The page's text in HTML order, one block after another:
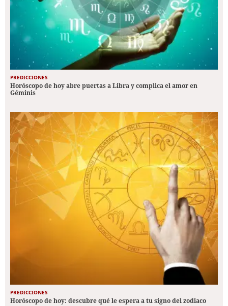
PREDICCIONES
Horóscopo de hoy abre puertas a Libra y complica el amor en
Géminis
PREDICCIONES
Horóscopo de hoy: descubre qué le espera a tu signo del zodiaco